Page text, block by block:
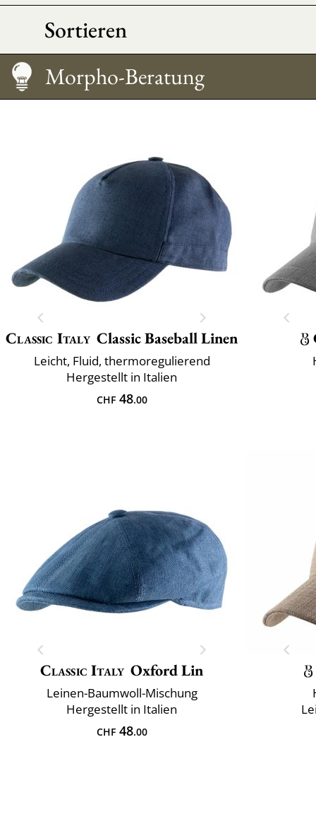
Sortieren
Morpho-Beratung
Pflege
Wie trägt man sie?
Morpho-Beratung
Classic Italy Classic Baseball Linen
Leicht, Fluid, thermoregulierend
Hergestellt in Italien
CHF48.00
Classic Italy Oxford Lin
Leinen-Baumwoll-Mischung
Hergestellt in Italien
CHF48.00